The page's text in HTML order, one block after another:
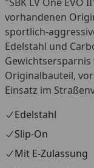
vorhandenen
sportlich-
Edelstahl und
Originalbauteil,
Einsatz im
Edelstahl
Slip-On
Mit E-Zulassung